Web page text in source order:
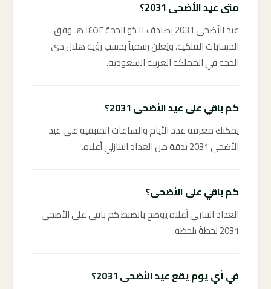
متى عيد الأضحى 2031؟
عيد الأضحى 2031 يصادف ١١ ذو الحجة ١٤٥٢ هـ وفق
الحسابات الفلكية، ويُعلن رسمياً بحسب رؤية هلال ذي
الحجة في المملكة العربية السعودية.
كم باقي على عيد الأضحى 2031؟
يمكنك معرفة عدد الأيام والساعات المتبقية على عيد
الأضحى 2031 بدقة من العداد التنازلي أعلاه.
كم باقي على الأضحى؟
العداد التنازلي أعلاه يوضح بالضبط كم باقي على الأضحى
2031 لحظةً بلحظة.
في أي يوم يقع عيد الأضحى 2031؟